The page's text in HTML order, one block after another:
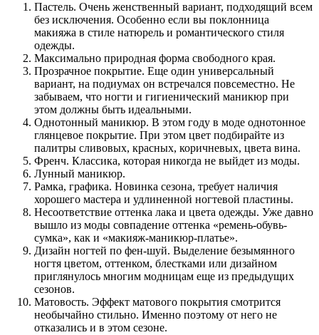
Пастель. Очень женственный вариант, подходящий всем
без исключения. Особенно если вы поклонница
макияжа в стиле натюрель и романтического стиля
одежды.
Максимально природная форма свободного края.
Прозрачное покрытие. Еще один универсальный
вариант, на подиумах он встречался повсеместно. Не
забываем, что ногти и гигиенический маникюр при
этом должны быть идеальными.
Однотонный маникюр. В этом году в моде однотонное
глянцевое покрытие. При этом цвет подбирайте из
палитры сливовых, красных, коричневых, цвета вина.
Френч. Классика, которая никогда не выйдет из моды.
Лунный маникюр.
Рамка, графика. Новинка сезона, требует наличия
хорошего мастера и удлиненной ногтевой пластины.
Несоответствие оттенка лака и цвета одежды. Уже давно
вышло из моды совпадение оттенка «ремень-обувь-
сумка», как и «макияж-маникюр-платье».
Дизайн ногтей по фен-шуй. Выделение безымянного
ногтя цветом, оттенком, блестками или дизайном
приглянулось многим модницам еще из предыдущих
сезонов.
Матовость. Эффект матового покрытия смотрится
необычайно стильно. Именно поэтому от него не
отказались и в этом сезоне.